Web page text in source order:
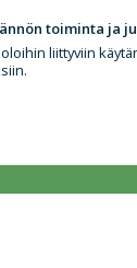
toiminta ja
liittyviin